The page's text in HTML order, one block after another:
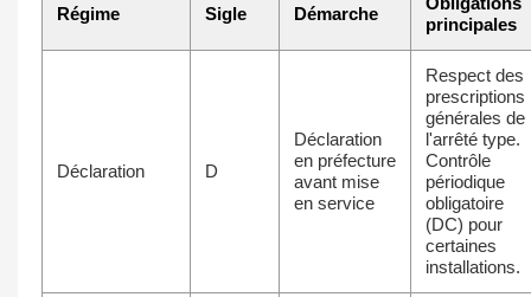
Régime Sigle Démarche
principales
Déclaration D
Déclaration
en préfecture
avant mise
en service
Respect des
prescriptions
générales de
l'arrêté type.
Contrôle
périodique
obligatoire
(DC) pour
certaines
installations.